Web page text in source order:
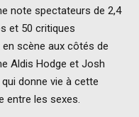
note spectateurs de 2,4
et 50 critiques
scène aux côtés de
Aldis Hodge et Josh
donne vie à cette
entre les sexes.